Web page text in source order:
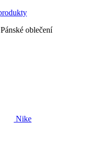
Pánské oblečení
Nike